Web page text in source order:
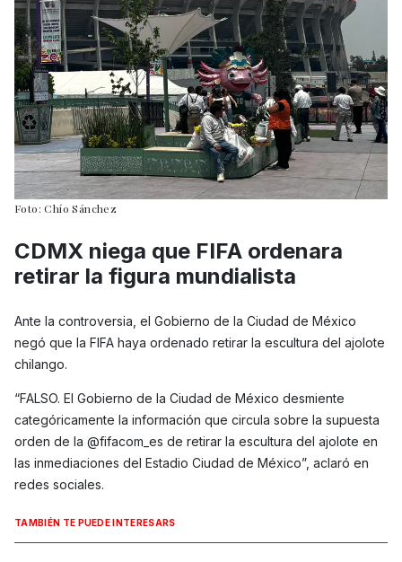
Foto: Chío Sánchez
CDMX niega que FIFA ordenara
retirar la figura mundialista
Ante la controversia, el Gobierno de la Ciudad de México
negó que la FIFA haya ordenado retirar la escultura del ajolote
chilango.
“FALSO. El Gobierno de la Ciudad de México desmiente
categóricamente la información que circula sobre la supuesta
orden de la @fifacom_es de retirar la escultura del ajolote en
las inmediaciones del Estadio Ciudad de México”, aclaró en
redes sociales.
TAMBIÉN TE PUEDE INTERESARS